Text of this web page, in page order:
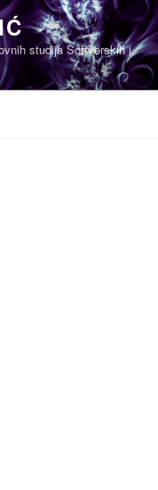
studija Softverskih i